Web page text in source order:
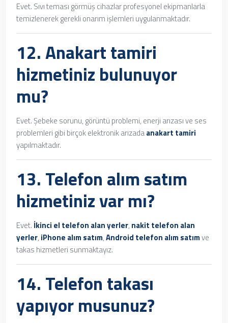
Evet. Sıvı teması görmüş cihazlar profesyonel ekipmanlarla
temizlenerek gerekli onarım işlemleri uygulanmaktadır.
12.Anakart tamiri
hizmetiniz bulunuyor
mu?
Evet. Şebeke sorunu, görüntü problemi, enerji arızası ve ses
problemleri gibi birçok elektronik arızadaanakart tamiri
yapılmaktadır.
13. Telefon alım satım
hizmetiniz var mı?
Evet. İkinci el telefon alan yerler, nakit telefon alan
yerler, iPhone alım satım,Android telefon alım satımve
takas hizmetleri sunmaktayız.
14. Telefon takası
yapıyor musunuz?